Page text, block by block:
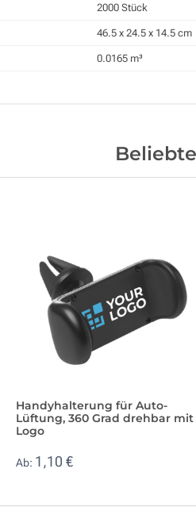
2000 Stück
46.5 x 24.5 x 14.5 cm
0.0165 m³
Handyhalterung für Auto-
Lüftung, 360 Grad drehbar mit
Logo
Ab: 1,10 €